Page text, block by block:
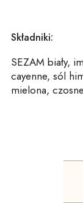
Składniki:
SEZAM biały,
cayenne, sól
mielona,